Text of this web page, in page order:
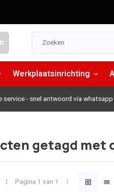
Werkplaatsinrichting
service- snel antwoord via whatsapp
getagd met
Pagina 1 van 1